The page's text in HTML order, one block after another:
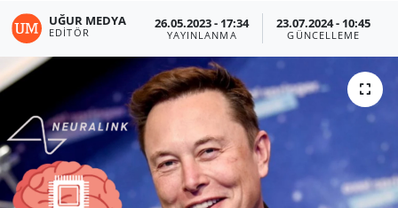
UĞUR MEDYA
EDITÖR
26.05.2023 - 17:34
YAYINLANMA
23.07.2024 - 10:45
GÜNCELLEME